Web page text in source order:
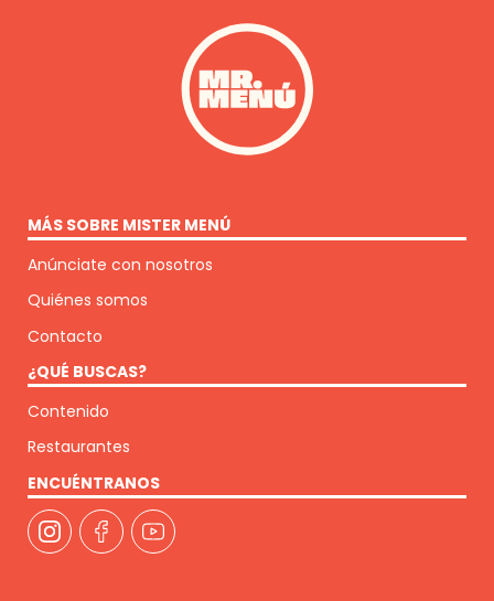
MÁS SOBRE MISTER MENÚ
Anúnciate con nosotros
Quiénes somos
Contacto
¿QUÉ BUSCAS?
Contenido
Restaurantes
ENCUÉNTRANOS